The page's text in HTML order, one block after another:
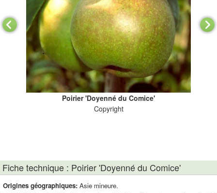
Poirier 'Doyenné du Comice'
Copyright
Fiche technique : Poirier 'Doyenné du Comice'
Origines géographiques: Asie mineure.